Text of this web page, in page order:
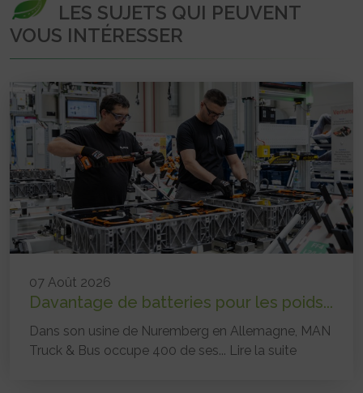
LES SUJETS QUI PEUVENT
VOUS INTÉRESSER
07 Août 2026
Davantage de batteries pour les poids...
Dans son usine de Nuremberg en Allemagne, MAN
Truck & Bus occupe 400 de ses... Lire la suite